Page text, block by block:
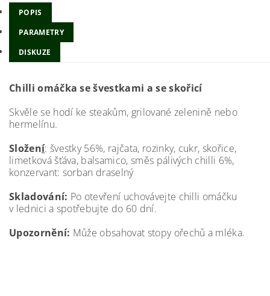
POPIS
PARAMETRY
DISKUZE
Chilli omáčka se švestkami a se skořicí
Skvěle se hodí ke steakům, grilované zelenině nebo
hermelínu.
Složení: švestky 56%, rajčata, rozinky, cukr, skořice,
limetková šťáva, balsamico, směs pálivých chilli 6%,
konzervant: sorban draselný
Skladování: Po otevření uchovávejte chilli omáčku
v lednici a spotřebujte do 60 dní.
Upozornění: Může obsahovat stopy ořechů a mléka.